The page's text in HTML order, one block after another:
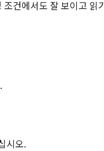
건에서도 잘 보이고 읽기
시오.